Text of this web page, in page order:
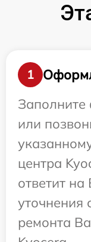
1
Заполните
или
центра
ответит
уточнения
ремонта